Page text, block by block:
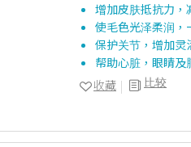
增加皮肤抵抗力，
使毛色光泽柔润
保护关节，增加灵
帮助心脏，眼睛及
比较
收藏